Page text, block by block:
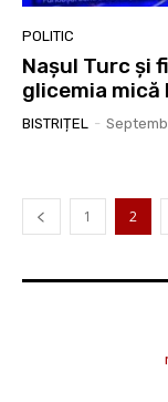
POLITIC
Nașul Turc și
glicemia mică
BISTRIȚEL -
1 2